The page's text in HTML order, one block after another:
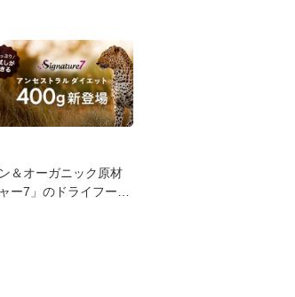
＆オーガニック原材
ー7」のドライフー…